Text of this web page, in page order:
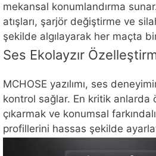
mekansal konumlandırma
atışları, şarjör değiştirme ve
şekilde algılayarak her maçta
Ses Ekolayzır
MCHOSE yazılımı, ses
kontrol sağlar. En kritik anlarda
çıkarmak ve konumsal
profillerini hassas şekilde